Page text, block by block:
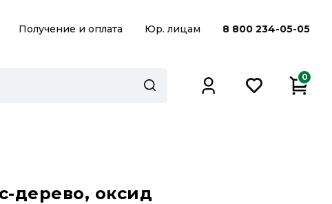
Получение и оплата Юр. лицам 8 800 234-05-05
0
дерево, оксид